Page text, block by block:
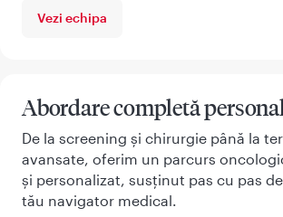
Vezi echipa
Abordare completă
De la screening și chirurgie până la
avansate, oferim un parcurs
și personalizat, susținut pas cu pas
tău navigator medical.